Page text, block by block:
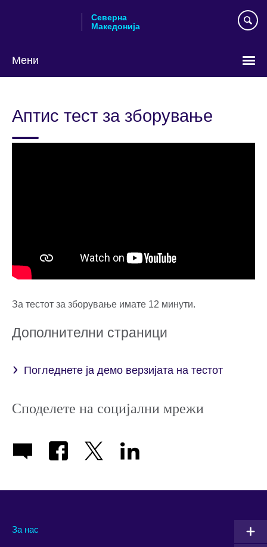
Северна
Македонија
Мени
вашиот
Аптис тест за зборување
За тестот за зборување имате 12 минути.
Дополнителни страници
Погледнете ја демо верзијата на тестот
Споделете на социјални мрежи
За нас